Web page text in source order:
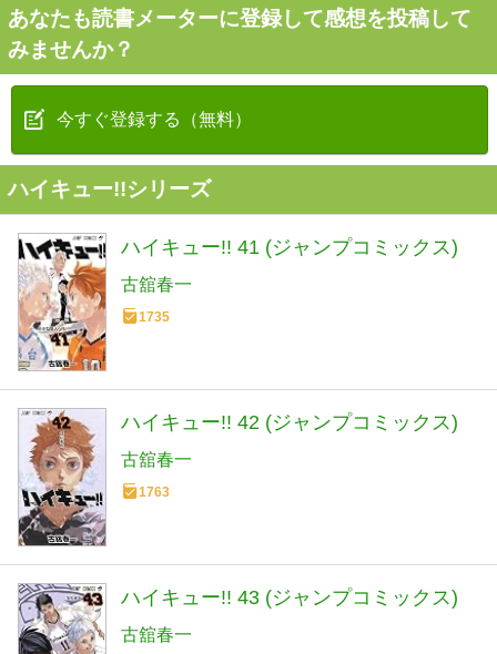
あなたも読書メーターに登録して感想を投稿して
みませんか？
今すぐ登録する（無料）
ハイキュー!!シリーズ
ハイキュー!! 41 (ジャンプコミックス)
古舘春一
1735
ハイキュー!! 42 (ジャンプコミックス)
古舘春一
1763
ハイキュー!! 43 (ジャンプコミックス)
古舘春一